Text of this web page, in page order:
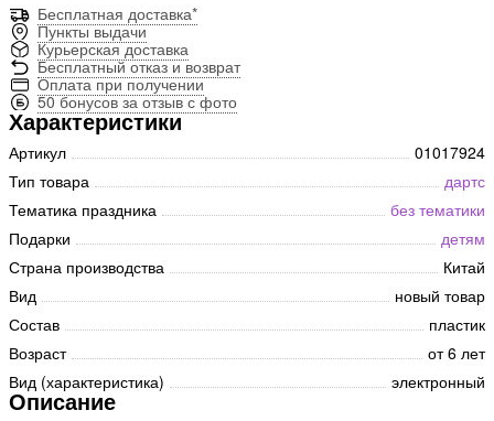
Бесплатная доставка*
Пункты выдачи
Курьерская доставка
Бесплатный отказ и возврат
Оплата при получении
50 бонусов за отзыв с фото
Характеристики
Артикул
01017924
Тип товара
дартс
Тематика праздника
без тематики
Подарки
детям
Страна производства
Китай
Вид
новый товар
Состав
пластик
Возраст
от 6 лет
Вид (характеристика)
электронный
Описание